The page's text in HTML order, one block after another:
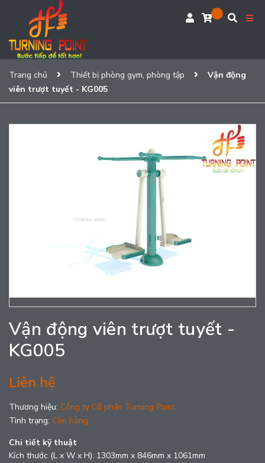
Trang chủ Thiết bị phòng gym, phòng tập
Vận động
viên trượt tuyết - KG005
Vận động viên trượt tuyết -
KG005
Liên hệ
Thương hiệu: Công ty Cổ phần Turning Point
Tình trạng: Còn hàng
Chi tiết kỹ thuật
Kích thước (L x W x H): 1303mm x 846mm x 1061mm